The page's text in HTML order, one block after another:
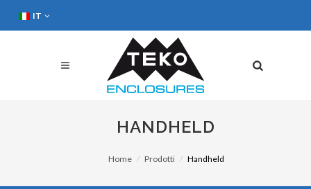
IT
HANDHELD
Home Prodotti Handheld